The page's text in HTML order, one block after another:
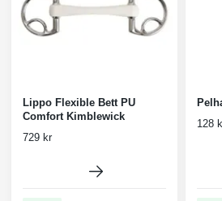
Lippo Flexible Bett PU
Comfort Kimblewick
729 kr
128